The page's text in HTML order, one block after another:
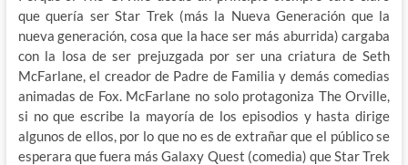
que quería ser Star Trek (más la Nueva Generación que la
nueva generación, cosa que la hace ser más aburrida) cargaba
con la losa de ser prejuzgada por ser una criatura de Seth
McFarlane, el creador de Padre de Familia y demás comedias
animadas de Fox. McFarlane no solo protagoniza The Orville,
si no que escribe la mayoría de los episodios y hasta dirige
algunos de ellos, por lo que no es de extrañar que el público se
esperara que fuera más Galaxy Quest (comedia) que Star Trek